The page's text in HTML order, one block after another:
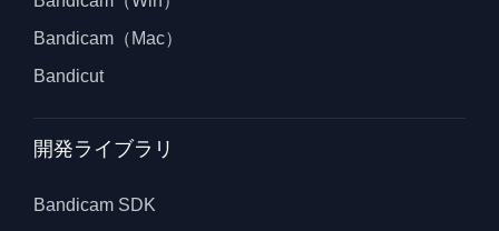
Bandicam（Mac）
Bandicut
開発ライブラリ
Bandicam SDK